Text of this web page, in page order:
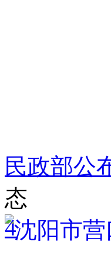
民政部公
态
4